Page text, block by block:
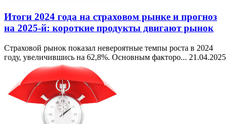
Итоги 2024 года на страховом рынке и прогноз
на 2025-й: короткие продукты двигают рынок
Страховой рынок показал невероятные темпы роста в 2024
году, увеличившись на 62,8%. Основным факторо... 21.04.2025